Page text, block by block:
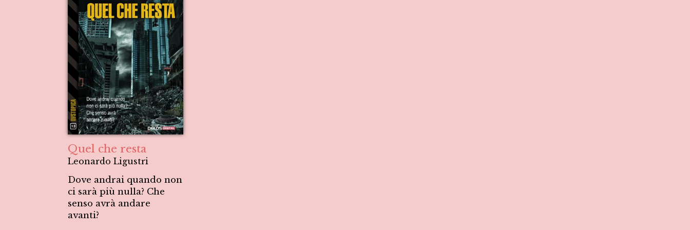
Quel che resta
Leonardo Ligustri
Dove andrai quando non
ci sarà più nulla? Che
senso avrà andare
avanti?